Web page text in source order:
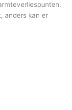
anders kan er